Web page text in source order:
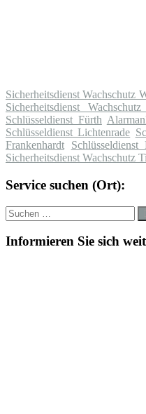
Sicherheitsdienst Wachschutz
Sicherheitsdienst
Schlüsseldienst Fürth
Schlüsseldienst Lichtenrade
Frankenhardt
Sicherheitsdienst Wachschutz
Service suchen (Ort):
Suche
nach:
Informieren Sie sich